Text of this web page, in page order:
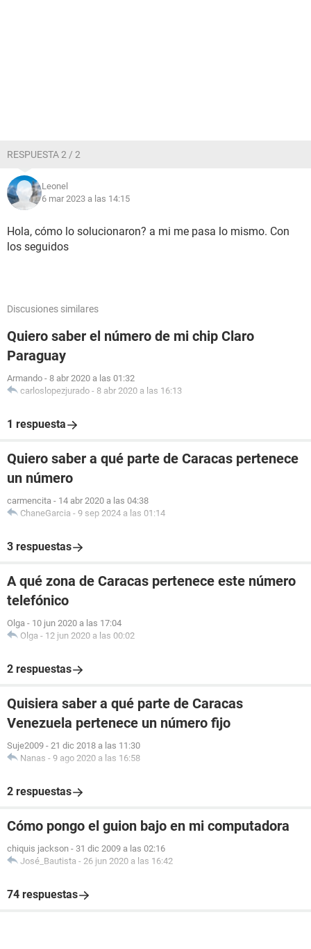
RESPUESTA 2 / 2
Leonel
6 mar 2023 a las 14:15
Hola, cómo lo solucionaron? a mi me pasa lo mismo. Con
los seguidos
Discusiones similares
Quiero saber el número de mi chip Claro
Paraguay
Armando - 8 abr 2020 a las 01:32
carloslopezjurado - 8 abr 2020 a las 16:13
1 respuesta
Quiero saber a qué parte de Caracas pertenece
un número
carmencita - 14 abr 2020 a las 04:38
ChaneGarcia - 9 sep 2024 a las 01:14
3 respuestas
A qué zona de Caracas pertenece este número
telefónico
Olga - 10 jun 2020 a las 17:04
Olga - 12 jun 2020 a las 00:02
2 respuestas
Quisiera saber a qué parte de Caracas
Venezuela pertenece un número fijo
Suje2009 - 21 dic 2018 a las 11:30
Nanas - 9 ago 2020 a las 16:58
2 respuestas
Cómo pongo el guion bajo en mi computadora
chiquis jackson - 31 dic 2009 a las 02:16
José_Bautista - 26 jun 2020 a las 16:42
74 respuestas